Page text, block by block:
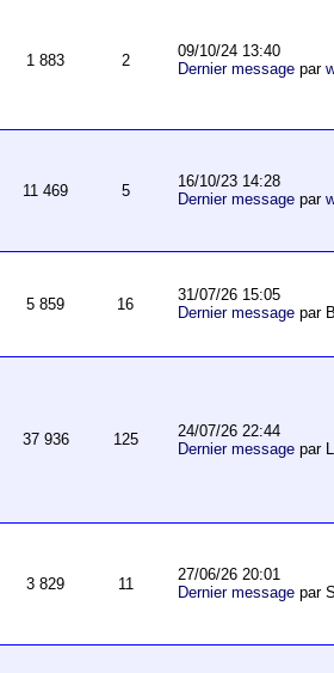
1 883 2
09/10/24 13:40
Dernier messagepar
11 469 5
16/10/23 14:28
Dernier messagepar
5 859 16
31/07/26 15:05
Dernier messagepar
37 936 125
24/07/26 22:44
Dernier messagepar
3 829 11
27/06/26 20:01
Dernier messagepar